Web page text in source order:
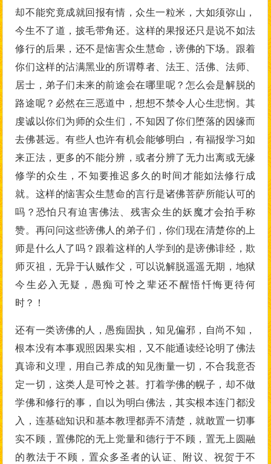
却不能究竟成就回报有情，众生一粒米，大如须弥山，
今生不了道，披毛带角还。这样的果报还只是说不如法
修行的后果，还不是恼害众生慧命，谤佛的下场。跟着
你们这样的沾满黑业的所谓尊者、法王、活佛、法师、
居士，弟子们未来的前途会在哪里呢？怎么会是解脱的
路途呢？必然在三恶道中，想想不禁令人心生悲悯。其
虔诚以你们为师的众生们，不知因了你们堕落的因缘而
去佛甚远。有些人也许有机会能够明白，有福报学习如
来正法，更多的不能分辨，或者分辨了无力出离或无缘
修学的众生，不知要推迟多久的时间才能如法修行成
就。这样的恼害众生慧命的言行是诸佛菩萨所能认可的
吗？恐怕只有迫害佛法、残害众生的妖魔才会拍手称
赞。再问问这些谤佛人的弟子们，你们现在清楚你的上
师是什么人了吗？跟着这样的人学到的是谤佛诽经，欺
师灭祖，无异于认贼作父，可以说解脱遥遥无期，地狱
今生必入无疑，愚痴可怜之辈还不醒悟忏悔更待何
时？！
还有一类谤佛的人，愚痴固执，知见偏邪，自尚不知，
根本没有本事观照因果实相，又不能通读经论明了佛法
真谛和义理，用自己养成的知见衡量一切，不合我意否
定一切，这类人是可怜之甚。打着学佛的幌子，却不做
学佛和修行的事，自以为明白佛法，其实根本连门都没
入，连基础知识和基本教理都弄不清楚，就敢置一切事
实不顾，置佛陀的无上觉量和德行于不顾，置无上圆融
的教法于不顾，置众多圣者的认证、附议、祝贺于不